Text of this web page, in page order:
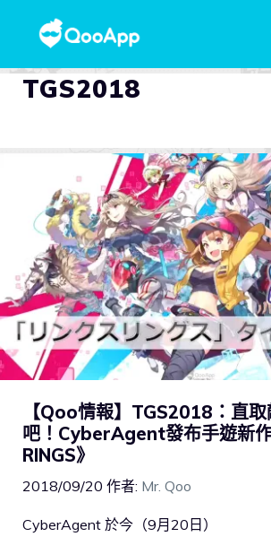
TGS2018
【Qoo情報】TGS2018：直
吧！CyberAgent發布手遊新
RINGS》
2018/09/20 作者: Mr. Qoo
CyberAgent 於今（9月20日）